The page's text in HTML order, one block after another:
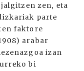
zen, eta
parte
faktore
arabar
izan
bi